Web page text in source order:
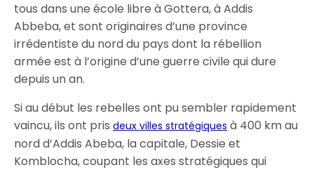
tous dans une école libre à Gottera, à Addis
Abbeba, et sont originaires d’une province
irrédentiste du nord du pays dont la rébellion
armée est à l’origine d’une guerre civile qui dure
depuis un an.
Si au début les rebelles ont pu sembler rapidement
vaincu, ils ont prisdeux villes stratégiques à 400 km au
nord d’Addis Abeba, la capitale, Dessie et
Komblocha, coupant les axes stratégiques qui